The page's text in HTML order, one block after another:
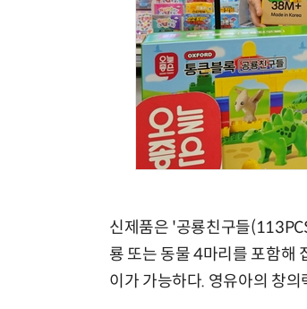
신제품은 '공룡친구들
룡 또는 동물 4마리를 포함해
이가 가능하다. 영유아의 창
AI Native Enterprise를 지원하는 AI Ready Data 플랫폼 활용 전략